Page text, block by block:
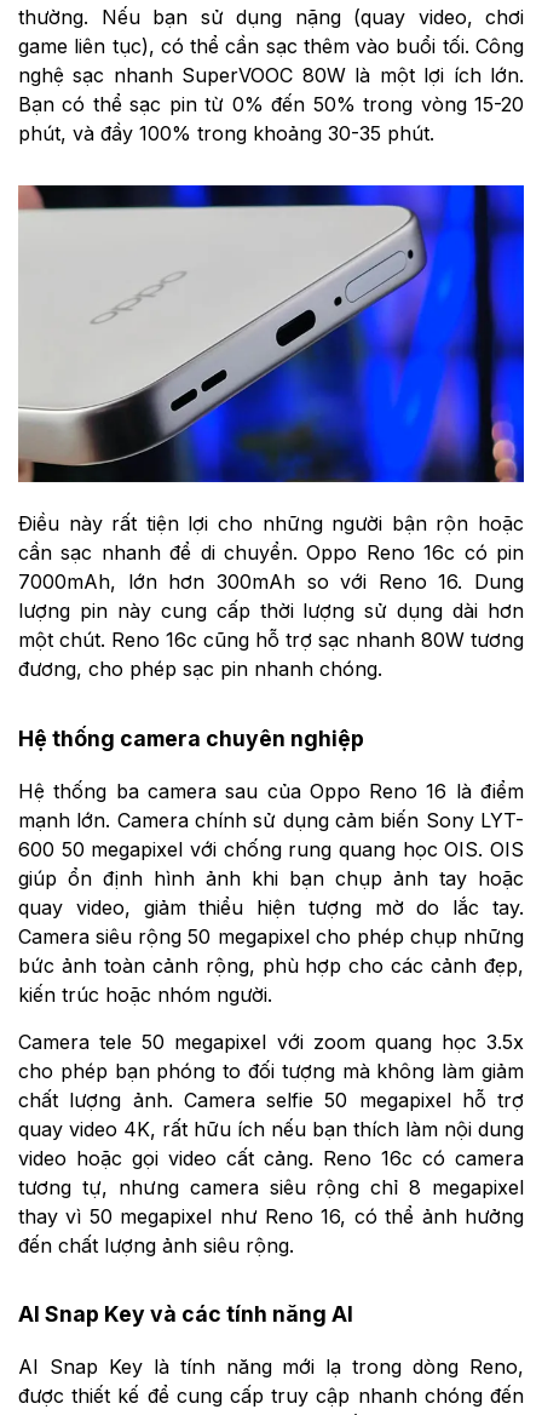
thường. Nếu bạn sử dụng nặng (quay video, chơi
game liên tục), có thể cần sạc thêm vào buổi tối. Công
nghệ sạc nhanh SuperVOOC 80W là một lợi ích lớn.
Bạn có thể sạc pin từ 0% đến 50% trong vòng 15-20
phút, và đầy 100% trong khoảng 30-35 phút.
Điều này rất tiện lợi cho những người bận rộn hoặc
cần sạc nhanh để di chuyển. Oppo Reno 16c có pin
7000mAh, lớn hơn 300mAh so với Reno 16. Dung
lượng pin này cung cấp thời lượng sử dụng dài hơn
một chút. Reno 16c cũng hỗ trợ sạc nhanh 80W tương
đương, cho phép sạc pin nhanh chóng.
Hệ thống camera chuyên nghiệp
Hệ thống ba camera sau của Oppo Reno 16 là điểm
mạnh lớn. Camera chính sử dụng cảm biến Sony LYT-
600 50 megapixel với chống rung quang học OIS. OIS
giúp ổn định hình ảnh khi bạn chụp ảnh tay hoặc
quay video, giảm thiểu hiện tượng mờ do lắc tay.
Camera siêu rộng 50 megapixel cho phép chụp những
bức ảnh toàn cảnh rộng, phù hợp cho các cảnh đẹp,
kiến trúc hoặc nhóm người.
Camera tele 50 megapixel với zoom quang học 3.5x
cho phép bạn phóng to đối tượng mà không làm giảm
chất lượng ảnh. Camera selfie 50 megapixel hỗ trợ
quay video 4K, rất hữu ích nếu bạn thích làm nội dung
video hoặc gọi video cất cảng. Reno 16c có camera
tương tự, nhưng camera siêu rộng chỉ 8 megapixel
thay vì 50 megapixel như Reno 16, có thể ảnh hưởng
đến chất lượng ảnh siêu rộng.
AI Snap Key và các tính năng AI
AI Snap Key là tính năng mới lạ trong dòng Reno,
được thiết kế để cung cấp truy cập nhanh chóng đến